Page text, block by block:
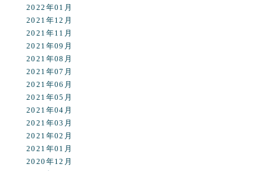
2022年01月
2021年12月
2021年11月
2021年09月
2021年08月
2021年07月
2021年06月
2021年05月
2021年04月
2021年03月
2021年02月
2021年01月
2020年12月